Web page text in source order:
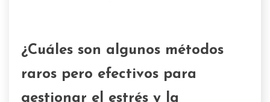
y reducir el estrés. Estas prácticas permiten a
mejorando la toma de decisiones bajo presión.
Técnicas como la meditación y la respiración